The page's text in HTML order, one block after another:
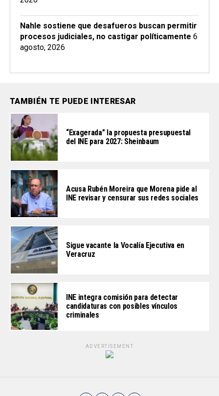
Nahle sostiene que desafueros buscan permitir
procesos judiciales, no castigar políticamente 6
agosto, 2026
TAMBIÉN TE PUEDE INTERESAR
“Exagerada” la propuesta presupuestal
del INE para 2027: Sheinbaum
Acusa Rubén Moreira que Morena pide al
INE revisar y censurar sus redes sociales
Sigue vacante la Vocalía Ejecutiva en
Veracruz
INE integra comisión para detectar
candidaturas con posibles vínculos
criminales
ADVERTISEMENT